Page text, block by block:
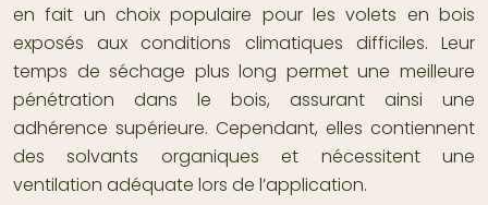
en fait un choix populaire pour les volets en bois
exposés aux conditions climatiques difficiles. Leur
temps de séchage plus long permet une meilleure
pénétration dans le bois, assurant ainsi une
adhérence supérieure. Cependant, elles contiennent
des solvants organiques et nécessitent une
ventilation adéquate lors de l’application.